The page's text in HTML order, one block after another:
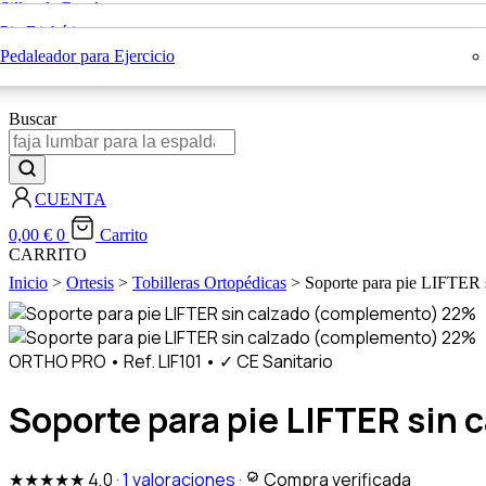
Colchones Antiescaras
Sillas de Ruedas
Pie Diabético
Pedaleador para Ejercicio
X
Buscar
CUENTA
0,00 € 0
Carrito
CARRITO
Inicio > Ortesis > Tobilleras Ortopédicas > Soporte para pie LIFTER
22%
22%
ORTHO PRO • Ref. LIF101 • ✓ CE Sanitario
Soporte para pie LIFTER
★★★★★ 4,0·1 valoraciones·
Compra verificada